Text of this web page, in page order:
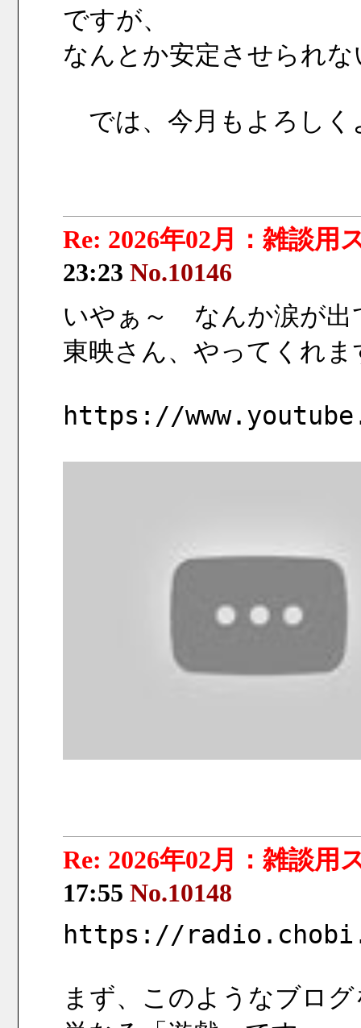
ですが、
なんとか安定させられ
では、今月もよろしく
Re: 2026年02月：雑談用
23:23 No.10146
いやぁ～　なんか涙が
東映さん、やってくれま
https://
Re: 2026年02月：雑談用
17:55 No.10148
https://
まず、このようなブロ